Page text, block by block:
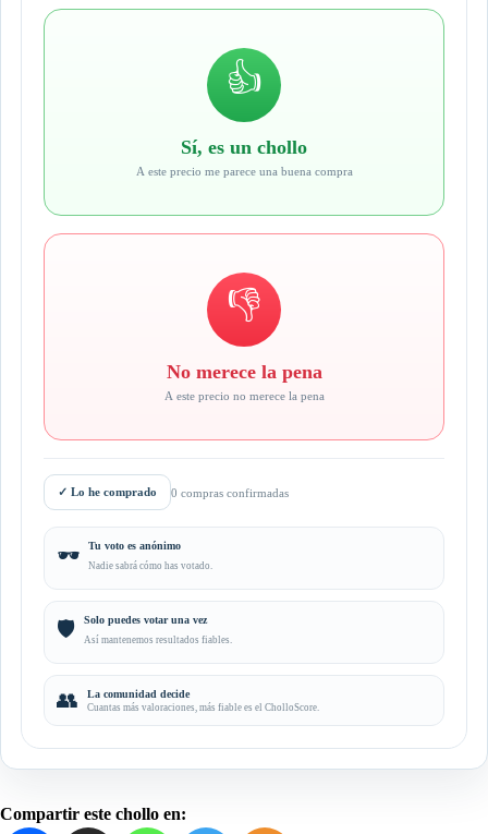
👍
Sí, es un chollo
A este precio me parece una buena compra
👎
No merece la pena
A este precio no merece la pena
✓ Lo he comprado 0 compras confirmadas
🕶️ Tu voto es anónimo
Nadie sabrá cómo has votado.
🛡️ Solo puedes votar una vez
Así mantenemos resultados fiables.
👥 La comunidad decide
Cuantas más valoraciones, más fiable es el CholloScore.
Compartir este chollo en: